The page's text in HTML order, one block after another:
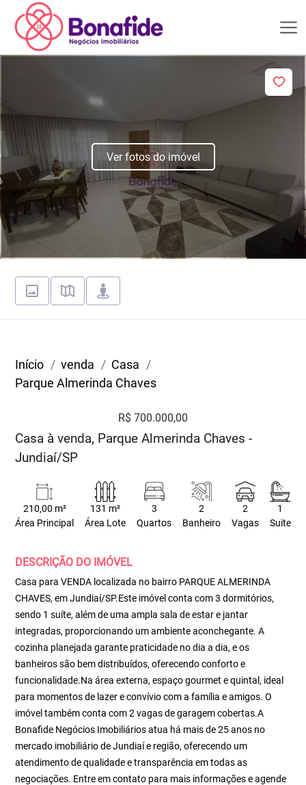
Ver fotos do imóvel
Início venda
Casa
Parque Almerinda Chaves
R$ 700.000,00
Casa à venda, Parque Almerinda Chaves -
Jundiaí/SP
210,00 m²
Área Principal
131 m²
Área Lote
3
Quartos
2
Banheiro
2
Vagas
1
Suite
DESCRIÇÃO DO IMÓVEL
Casa para VENDA localizada no bairro PARQUE ALMERINDA
CHAVES, em Jundiaí/SP.Este imóvel conta com 3 dormitórios,
sendo 1 suíte, além de uma ampla sala de estar e jantar
integradas, proporcionando um ambiente aconchegante. A
cozinha planejada garante praticidade no dia a dia, e os
banheiros são bem distribuídos, oferecendo conforto e
funcionalidade.Na área externa, espaço gourmet e quintal, ideal
para momentos de lazer e convívio com a família e amigos. O
imóvel também conta com 2 vagas de garagem cobertas.A
Bonafide Negócios Imobiliários atua há mais de 25 anos no
mercado imobiliário de Jundiaí e região, oferecendo um
atendimento de qualidade e transparência em todas as
negociações. Entre em contato para mais informações e agende